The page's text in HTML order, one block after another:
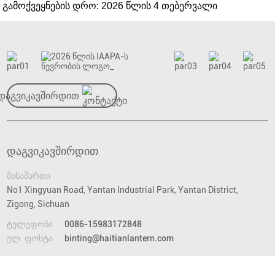
გამოქვეყნების დრო: 2026 წლის 4 თებერვალი
დაგვიკავშირდით
მისამართი
No1 Xingyuan Road, Yantan Industrial Park, Yantan District,
Zigong, Sichuan
ტელეფონი
0086-15983172848
ელ. ფოსტა
binting@haitianlantern.com